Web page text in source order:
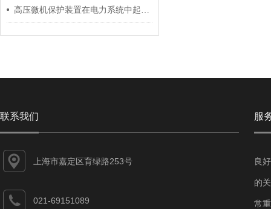
高压微机保护装置在电力系统中起到保护的作用
联系我们
上海市嘉定区育绿路253号
021-69151089
服
良
的
常